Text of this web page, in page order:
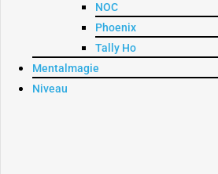
NOC
Phoenix
Tally Ho
Mentalmagie
Niveau